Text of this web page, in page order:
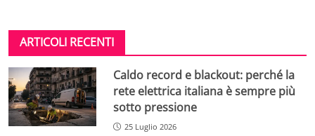
ARTICOLI RECENTI
Caldo record e blackout: perché la
rete elettrica italiana è sempre più
sotto pressione
25 Luglio 2026